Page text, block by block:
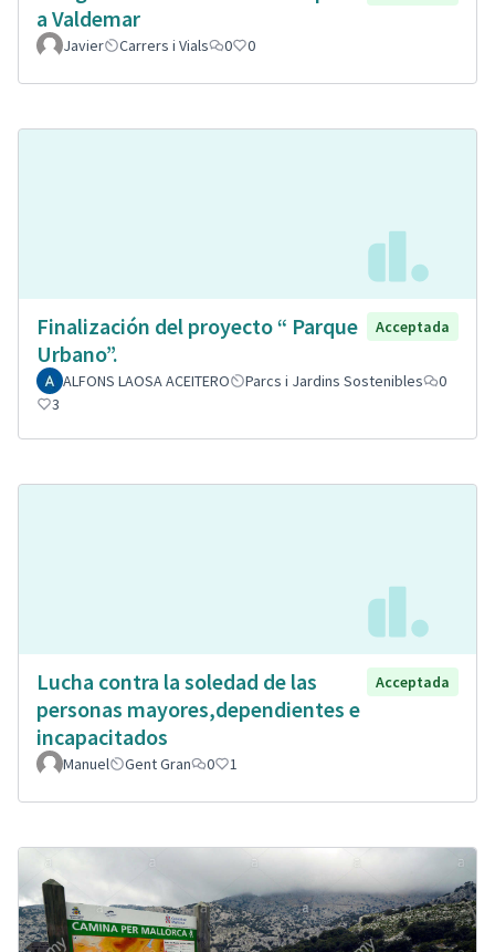
a Valdemar
Javier Carrers i Vials 0 0
Finalización del proyecto “ Parque
Urbano”.
Acceptada
ALFONS LAOSA ACEITERO Parcs i Jardins Sostenibles
0
3
Lucha contra la soledad de las
personas mayores,dependientes e
incapacitados
Acceptada
Manuel Gent Gran 0 1